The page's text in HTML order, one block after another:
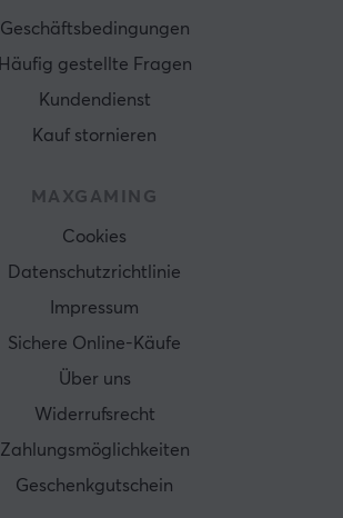
Geschäftsbedingungen
Häufig gestellte Fragen
Kundendienst
Kauf stornieren
MAXGAMING
Cookies
Datenschutzrichtlinie
Impressum
Sichere Online-Käufe
Über uns
Widerrufsrecht
Zahlungsmöglichkeiten
Geschenkgutschein